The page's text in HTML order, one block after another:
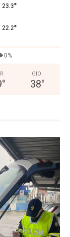
23.3°
22.2°
0%
°
GIO
38°